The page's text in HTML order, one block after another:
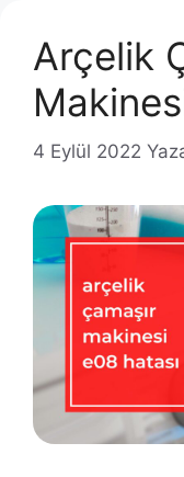
Arçelik
4 Eylül 2022